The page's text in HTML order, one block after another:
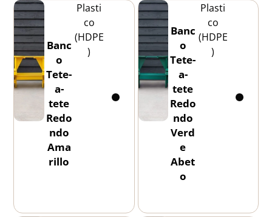
Banc
o
Tete-
a-
tete
Redo
ndo
Ama
rillo
Plasti
co
(HDPE
)
Banc
o
Tete-
a-
tete
Redo
ndo
Verd
e
Abet
o
Plasti
co
(HDPE
)